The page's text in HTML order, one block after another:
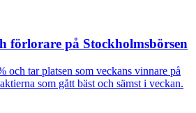
förlorare på Stockholmsbörsen
och tar platsen som veckans vinnare på
som gått bäst och sämst i veckan.